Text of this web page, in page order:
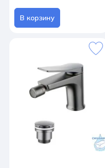
В корзину